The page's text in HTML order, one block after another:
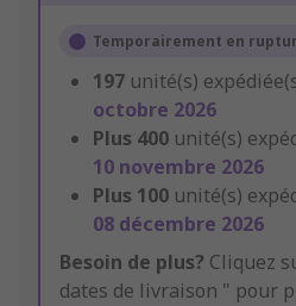
Temporairement en
197 unité(s)
octobre 2026
Plus 400 unité(s)
10 novembre 2026
Plus 100 unité(s)
08 décembre 2026
Besoin de plus? Cliquez
dates de livraison " pour